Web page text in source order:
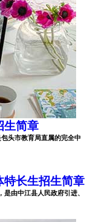
生简章
头市教育局直属的完全中
特长生招生简章
由中江县人民政府引进、